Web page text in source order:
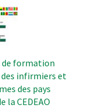
de formation
infirmiers et
des pays
la CEDEAO